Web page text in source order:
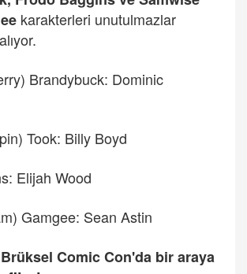
karakterleri unutulmazlar
Brandybuck: Dominic
Took: Billy Boyd
Elijah Wood
Gamgee: Sean Astin
Brüksel Comic Con'da bir araya